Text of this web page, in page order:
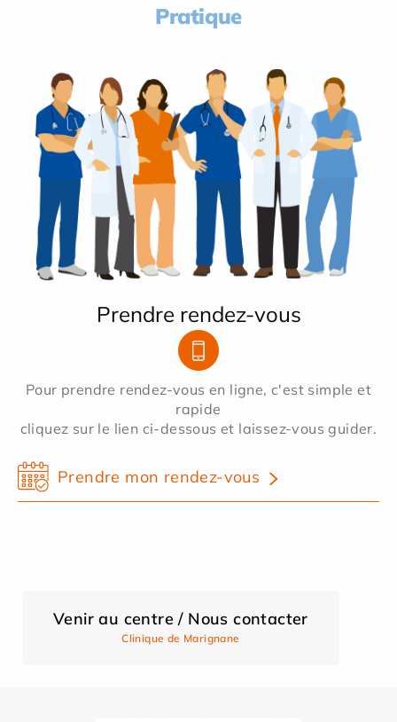
Pratique
Prendre rendez-vous
Pour prendre rendez-vous en ligne, c'est simple et
rapide
cliquez sur le lien ci-dessous et laissez-vous guider.
Prendre mon rendez-vous
Venir au centre / Nous contacter
Clinique de Marignane